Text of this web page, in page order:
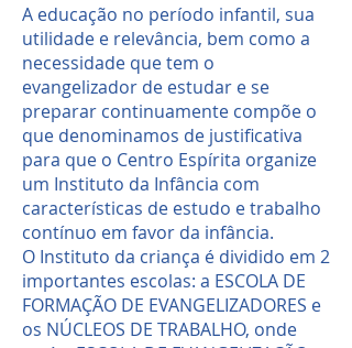
A educação no período infantil, sua
utilidade e relevância, bem como a
necessidade que tem o
evangelizador de estudar e se
preparar continuamente compõe o
que denominamos de justificativa
para que o Centro Espírita organize
um Instituto da Infância com
características de estudo e trabalho
contínuo em favor da infância.
O Instituto da criança é dividido em 2
importantes escolas: a ESCOLA DE
FORMAÇÃO DE EVANGELIZADORES e
os NÚCLEOS DE TRABALHO, onde